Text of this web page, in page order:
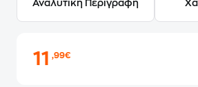
Αναλυτική Περιγραφή
11,99€